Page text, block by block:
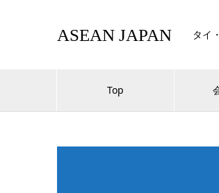
ASEAN JAPAN タイ
Top